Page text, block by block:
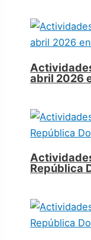
abril 2026
República